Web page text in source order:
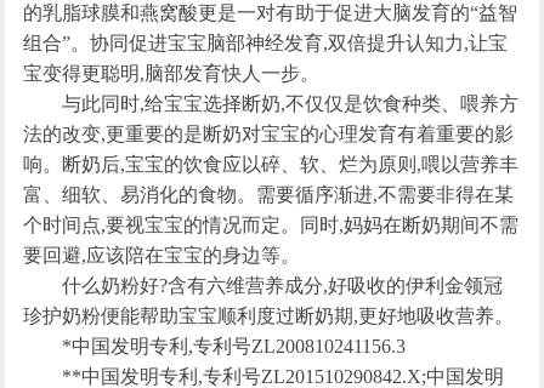
的乳脂球膜和燕窝酸更是一对有助于促进大脑发育的“益智
组合”。协同促进宝宝脑部神经发育,双倍提升认知力,让宝
宝变得更聪明,脑部发育快人一步。
与此同时,给宝宝选择断奶,不仅仅是饮食种类、喂养方
法的改变,更重要的是断奶对宝宝的心理发育有着重要的影
响。断奶后,宝宝的饮食应以碎、软、烂为原则,喂以营养丰
富、细软、易消化的食物。需要循序渐进,不需要非得在某
个时间点,要视宝宝的情况而定。同时,妈妈在断奶期间不需
要回避,应该陪在宝宝的身边等。
什么奶粉好?含有六维营养成分,好吸收的伊利金领冠
珍护奶粉便能帮助宝宝顺利度过断奶期,更好地吸收营养。
*中国发明专利,专利号ZL200810241156.3
**中国发明专利,专利号ZL201510290842.X;中国发明